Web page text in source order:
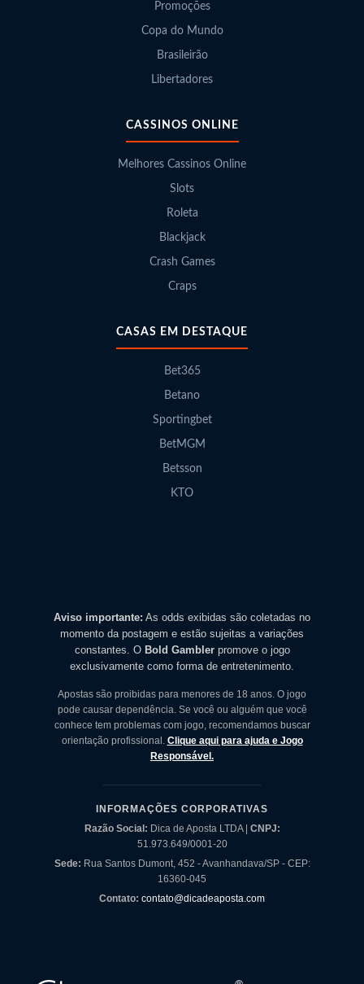
Promoções
Copa do Mundo
Brasileirão
Libertadores
CASSINOS ONLINE
Melhores Cassinos Online
Slots
Roleta
Blackjack
Crash Games
Craps
CASAS EM DESTAQUE
Bet365
Betano
Sportingbet
BetMGM
Betsson
KTO
Aviso importante: As odds exibidas são coletadas no
momento da postagem e estão sujeitas a variações
constantes. O Bold Gamblerpromove o jogo
exclusivamente como forma de entretenimento.
Apostas são proibidas para menores de 18 anos. O jogo
pode causar dependência. Se você ou alguém que você
conhece tem problemas com jogo, recomendamos buscar
orientação profissional. Clique aqui para ajuda e Jogo
Responsável.
INFORMAÇÕES CORPORATIVAS
Razão Social: Dica de Aposta LTDA | CNPJ:
51.973.649/0001-20
Sede: Rua Santos Dumont, 452 - Avanhandava/SP - CEP:
16360-045
Contato: contato@dicadeaposta.com